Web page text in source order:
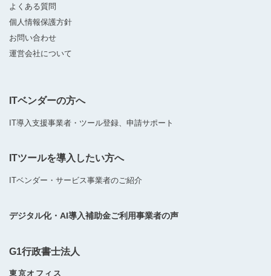
よくある質問
個人情報保護方針
お問い合わせ
運営会社について
ITベンダーの方へ
IT導入支援事業者・ツール登録、申請サポート
ITツールを導入したい方へ
ITベンダー・サービス事業者のご紹介
デジタル化・AI導入補助金ご利用事業者の声
G1行政書士法人
東京オフィス